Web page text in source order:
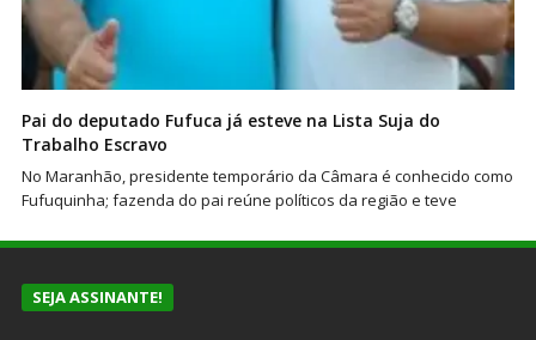
Pai do deputado Fufuca já esteve na Lista Suja do
Trabalho Escravo
No Maranhão, presidente temporário da Câmara é conhecido como
Fufuquinha; fazenda do pai reúne políticos da região e teve
SEJA ASSINANTE!